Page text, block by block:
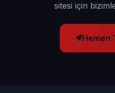
sitesi için
Hemen